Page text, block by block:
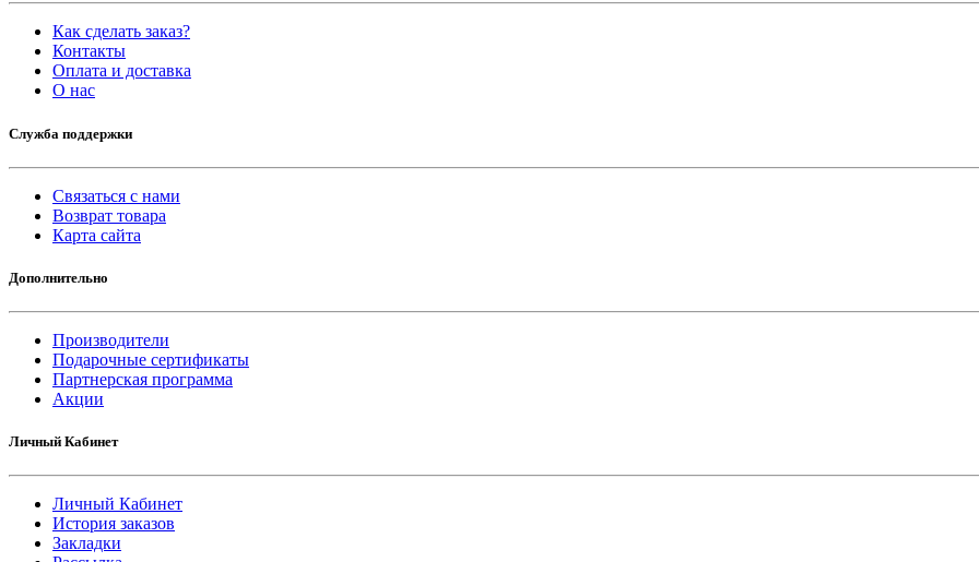
Как сделать заказ?
Контакты
Оплата и доставка
O нас
Служба поддержки
Связаться с нами
Возврат товара
Карта сайта
Дополнительно
Производители
Подарочные сертификаты
Партнерская программа
Акции
Личный Кабинет
Личный Кабинет
История заказов
Закладки